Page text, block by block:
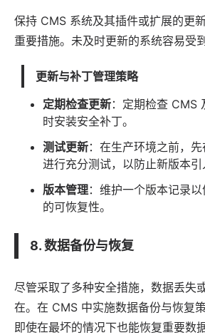
保持 CMS 系统及其插件或扩展的更
重要措施。未及时更新的系统容易受
更新与补丁管理策略
定期检查更新：定期检查 CMS
时安装安全补丁。
测试更新：在生产环境之前，
进行充分测试，以防止新版本引
版本管理：维护一个版本记录
的可恢复性。
8. 数据备份与恢复
尽管采取了多种安全措施，数据丢失
在。在 CMS 中实施数据备份与恢复
即使在最坏的情况下也能恢复重要数据